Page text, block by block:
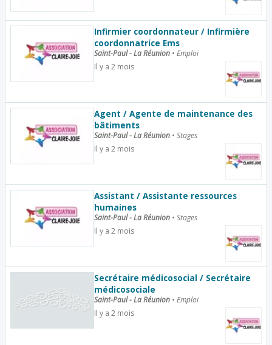
Infirmier coordonnateur / Infirmière
coordonnatrice Ems
Saint-Paul - La Réunion • Emploi
Il y a 2 mois
Agent / Agente de maintenance des
bâtiments
Saint-Paul - La Réunion • Stages
Il y a 2 mois
Assistant / Assistante ressources
humaines
Saint-Paul - La Réunion • Stages
Il y a 2 mois
Secrétaire médicosocial / Secrétaire
médicosociale
Saint-Paul - La Réunion • Emploi
Il y a 2 mois